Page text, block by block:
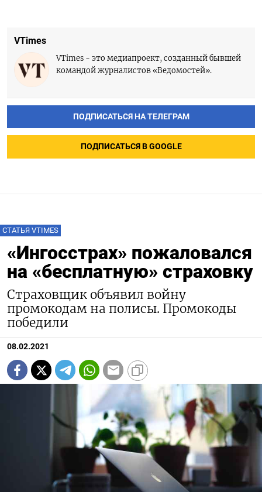
VTimes
VTimes - это медиапроект, созданный бывшей
командой журналистов «Ведомостей».
ПОДПИСАТЬСЯ НА ТЕЛЕГРАМ
ПОДПИСАТЬСЯ В GOOGLE
СТАТЬЯ VTIMES
«Ингосстрах» пожаловался
на «бесплатную» страховку
Страховщик объявил войну
промокодам на полисы. Промокоды
победили
08.02.2021